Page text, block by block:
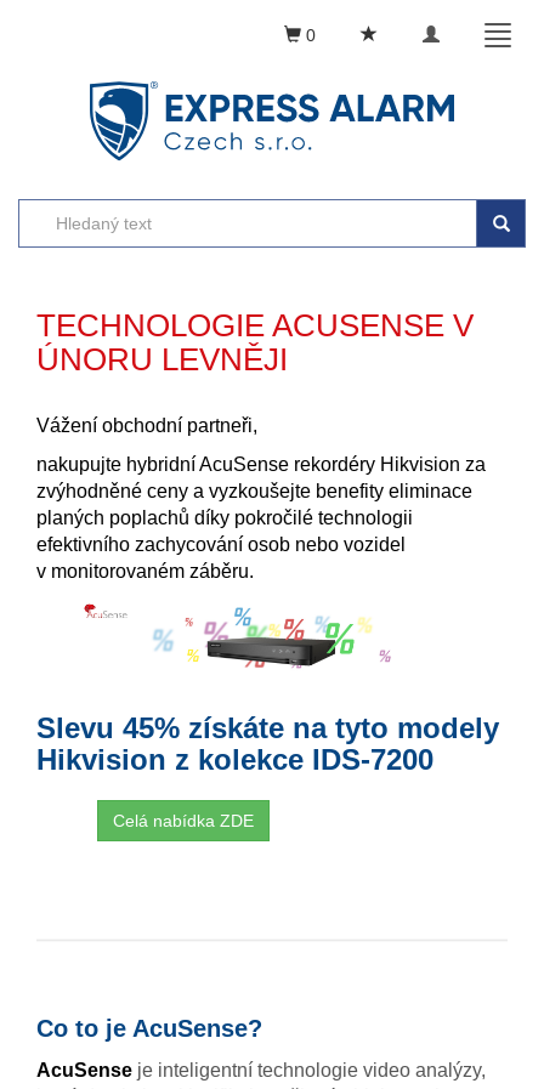
Toggle
0
TECHNOLOGIE ACUSENSE V
ÚNORU LEVNĚJI
Vážení obchodní partneři,
nakupujte hybridní AcuSense rekordéry Hikvision za
zvýhodněné ceny a vyzkoušejte benefity eliminace
planých poplachů díky pokročilé technologii
efektivního zachycování osob nebo vozidel
v monitorovaném záběru.
Slevu 45% získáte na tyto modely
Hikvision z kolekce IDS-7200
Celá nabídka ZDE
Co to je AcuSense?
AcuSense je inteligentní technologie video analýzy,